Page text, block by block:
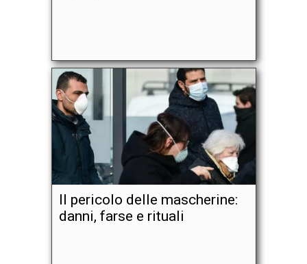
Il pericolo delle mascherine:
danni, farse e rituali